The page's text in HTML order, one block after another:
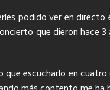
podido ver en directo
que dieron hace 3
escucharlo en